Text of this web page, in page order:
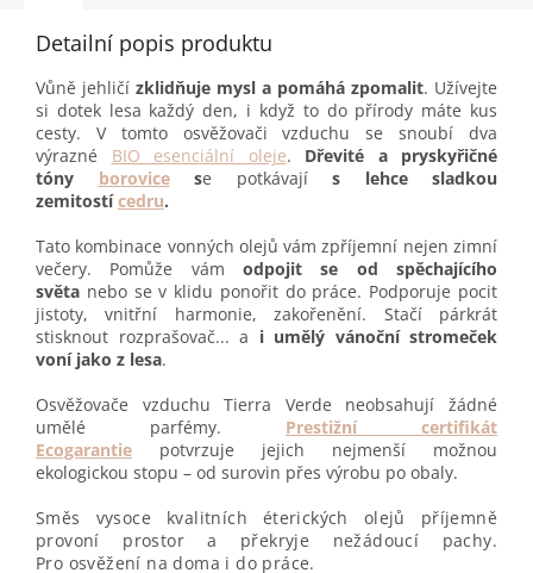
Detailní popis produktu
Vůně jehličí zklidňuje mysl a pomáhá zpomalit. Užívejte
si dotek lesa každý den, i když to do přírody máte kus
cesty. V tomto osvěžovači vzduchu se snoubí dva
výrazné
BIO esenciální oleje.
Dřevité a pryskyřičné
tóny
borovice se potkávají
s lehce sladkou
zemitostí cedru.
Tato kombinace vonných olejů vám zpříjemní nejen zimní
večery. Pomůže vám
odpojit se od spěchajícího
světa nebo se v klidu ponořit do práce. Podporuje pocit
jistoty, vnitřní harmonie, zakořenění. Stačí párkrát
stisknout rozprašovač... a i umělý vánoční stromeček
voní jako z lesa.
Osvěžovače vzduchu Tierra Verde neobsahují žádné
umělé parfémy. Prestižní certifikát
Ecogarantie potvrzuje jejich nejmenší možnou
ekologickou stopu – od surovin přes výrobu po obaly.
Směs vysoce kvalitních éterických olejů příjemně
provoní prostor a překryje nežádoucí pachy.
Pro osvěžení na doma i do práce.